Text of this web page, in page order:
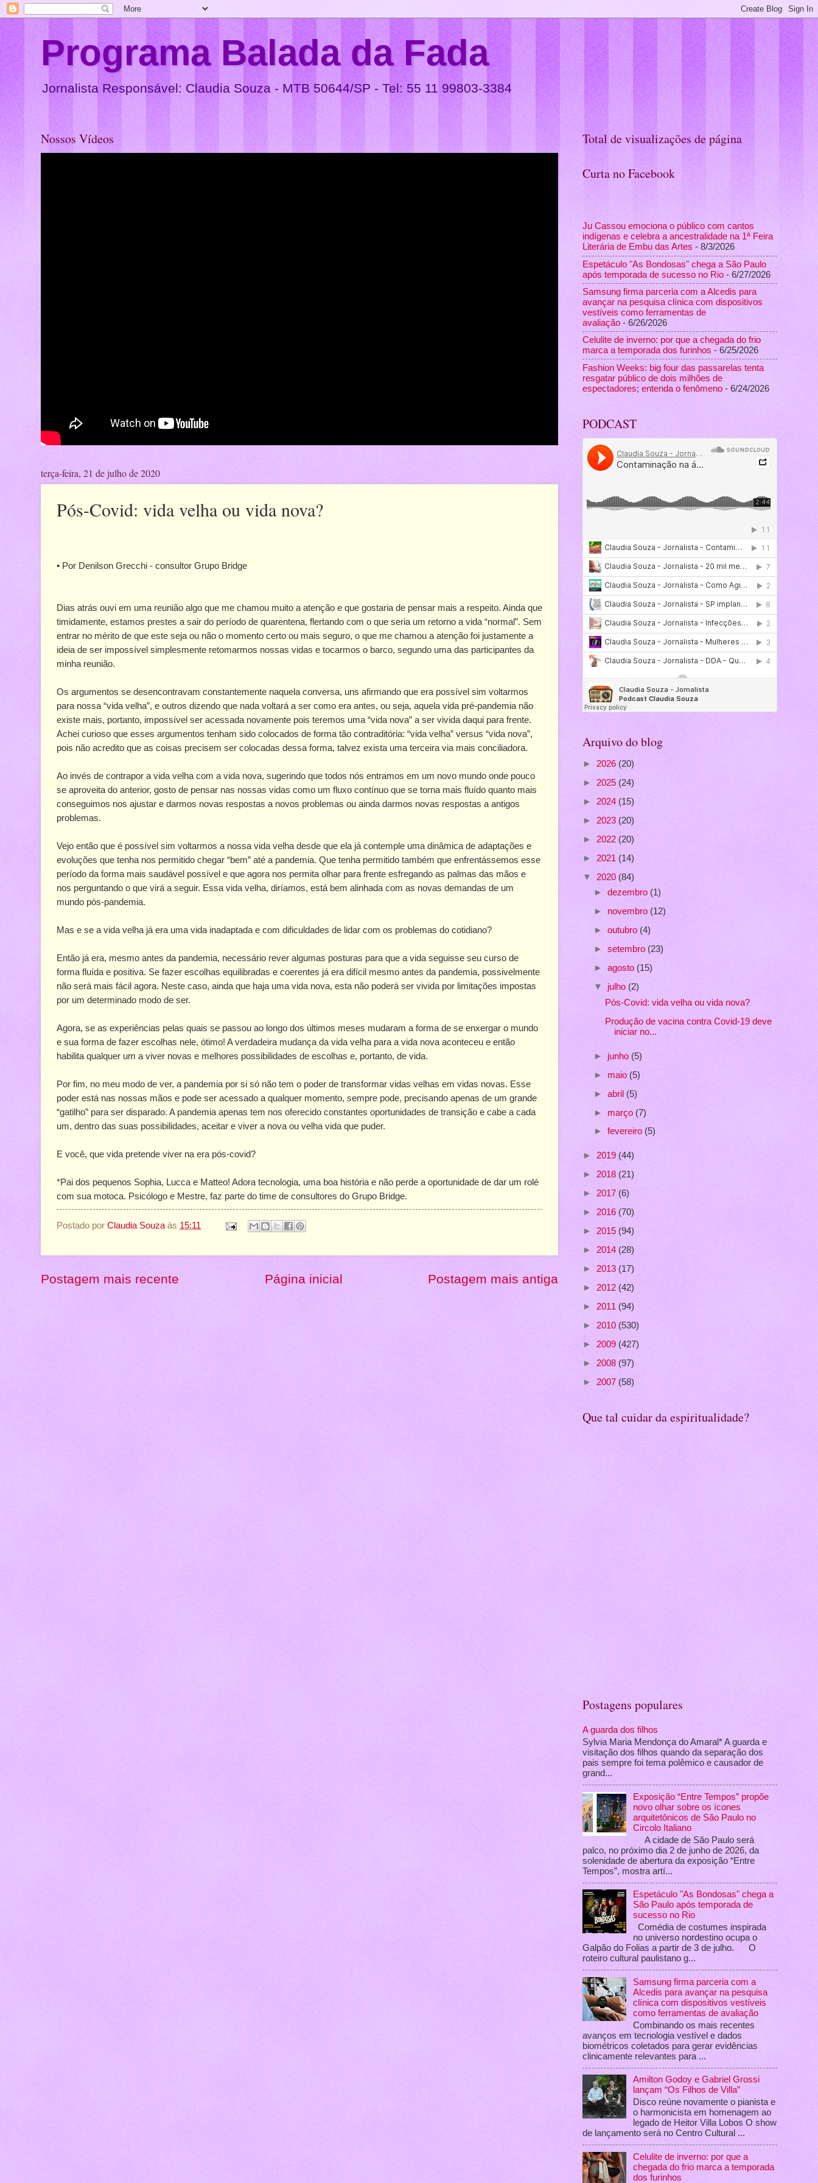
Programa Balada da Fada
Jornalista Responsável: Claudia Souza - MTB 50644/SP - Tel: 55 11 99803-3384
Nossos Vídeos
terça-feira, 21 de julho de 2020
Pós-Covid: vida velha ou vida nova?
• Por Denilson Grecchi - consultor Grupo Bridge
Dias atrás ouvi em uma reunião algo que me chamou muito a atenção e que gostaria de pensar mais a respeito. Ainda que
timidamente, estamos prestes a sair do período de quarentena, flertando com o que seria um retorno a vida “normal”. Sem
entrar no mérito de que este seja ou não o momento certo ou mais seguro, o que me chamou a atenção foi justamente a
ideia de ser impossível simplesmente retomarmos nossas vidas e tocarmos o barco, segundo uma das participantes da
minha reunião.
Os argumentos se desencontravam constantemente naquela conversa, uns afirmando que era possível sim voltarmos
para nossa “vida velha”, e outros dizendo que nada voltará a ser como era antes, ou seja, aquela vida pré-pandemia não
existe mais, portanto, impossível ser acessada novamente pois teremos uma “vida nova” a ser vivida daqui para frente.
Achei curioso que esses argumentos tenham sido colocados de forma tão contraditória: “vida velha” versus “vida nova”,
pois não acredito que as coisas precisem ser colocadas dessa forma, talvez exista uma terceira via mais conciliadora.
Ao invés de contrapor a vida velha com a vida nova, sugerindo que todos nós entramos em um novo mundo onde pouco
se aproveita do anterior, gosto de pensar nas nossas vidas como um fluxo contínuo que se torna mais fluído quanto mais
conseguimos nos ajustar e darmos novas respostas a novos problemas ou ainda darmos novas respostas a antigos
problemas.
Vejo então que é possível sim voltarmos a nossa vida velha desde que ela já contemple uma dinâmica de adaptações e
evoluções que tenha nos permitido chegar “bem” até a pandemia. Que tenha permitido também que enfrentássemos esse
período da forma mais saudável possível e que agora nos permita olhar para frente esfregando as palmas das mãos e
nos perguntando o que virá a seguir. Essa vida velha, diríamos, está bem alinhada com as novas demandas de um
mundo pós-pandemia.
Mas e se a vida velha já era uma vida inadaptada e com dificuldades de lidar com os problemas do cotidiano?
Então já era, mesmo antes da pandemia, necessário rever algumas posturas para que a vida seguisse seu curso de
forma fluída e positiva. Se fazer escolhas equilibradas e coerentes já era difícil mesmo antes da pandemia, possivelmente
não será mais fácil agora. Neste caso, ainda que haja uma vida nova, esta não poderá ser vivida por limitações impostas
por um determinado modo de ser.
Agora, se as experiências pelas quais se passou ao longo dos últimos meses mudaram a forma de se enxergar o mundo
e sua forma de fazer escolhas nele, ótimo! A verdadeira mudança da vida velha para a vida nova aconteceu e então
habilita qualquer um a viver novas e melhores possibilidades de escolhas e, portanto, de vida.
Por fim, no meu modo de ver, a pandemia por si só não tem o poder de transformar vidas velhas em vidas novas. Esse
poder está nas nossas mãos e pode ser acessado a qualquer momento, sempre pode, precisando apenas de um grande
“gatilho” para ser disparado. A pandemia apenas tem nos oferecido constantes oportunidades de transição e cabe a cada
um, dentro das suas possibilidades, aceitar e viver a nova ou velha vida que puder.
E você, que vida pretende viver na era pós-covid?
*Pai dos pequenos Sophia, Lucca e Matteo! Adora tecnologia, uma boa história e não perde a oportunidade de dar um rolé
com sua motoca. Psicólogo e Mestre, faz parte do time de consultores do Grupo Bridge.
Postado por Claudia Souza às 15:11
Postagem mais recente Postagem mais antiga
Página inicial
Total de visualizações de página
Curta no Facebook
Ju Cassou emociona o público com cantos
indígenas e celebra a ancestralidade na 1ª Feira
Literária de Embu das Artes - 8/3/2026
Espetáculo "As Bondosas" chega a São Paulo
após temporada de sucesso no Rio - 6/27/2026
Samsung firma parceria com a Alcedis para
avançar na pesquisa clínica com dispositivos
vestíveis como ferramentas de
avaliação - 6/26/2026
Celulite de inverno: por que a chegada do frio
marca a temporada dos furinhos - 6/25/2026
Fashion Weeks: big four das passarelas tenta
resgatar público de dois milhões de
espectadores; entenda o fenômeno - 6/24/2026
PODCAST
Arquivo do blog
► 2026 (20)
► 2025 (24)
► 2024 (15)
► 2023 (20)
► 2022 (20)
► 2021 (14)
▼ 2020 (84)
► dezembro (1)
► novembro (12)
► outubro (4)
► setembro (23)
► agosto (15)
▼ julho (2)
Pós-Covid: vida velha ou vida nova?
Produção de vacina contra Covid-19 deve
iniciar no...
► junho (5)
► maio (5)
► abril (5)
► março (7)
► fevereiro (5)
► 2019 (44)
► 2018 (21)
► 2017 (6)
► 2016 (70)
► 2015 (94)
► 2014 (28)
► 2013 (17)
► 2012 (42)
► 2011 (94)
► 2010 (530)
► 2009 (427)
► 2008 (97)
► 2007 (58)
Que tal cuidar da espiritualidade?
Postagens populares
A guarda dos filhos
Sylvia Maria Mendonça do Amaral* A guarda e
visitação dos filhos quando da separação dos
pais sempre foi tema polêmico e causador de
grand...
Exposição “Entre Tempos” propõe
novo olhar sobre os ícones
arquitetônicos de São Paulo no
Circolo Italiano
A cidade de São Paulo será
palco, no próximo dia 2 de junho de 2026, da
solenidade de abertura da exposição “Entre
Tempos”, mostra artí...
Espetáculo "As Bondosas" chega a
São Paulo após temporada de
sucesso no Rio
Comédia de costumes inspirada
no universo nordestino ocupa o
Galpão do Folias a partir de 3 de julho. O
roteiro cultural paulistano g...
Samsung firma parceria com a
Alcedis para avançar na pesquisa
clínica com dispositivos vestíveis
como ferramentas de avaliação
Combinando os mais recentes
avanços em tecnologia vestível e dados
biométricos coletados para gerar evidências
clinicamente relevantes para ...
Amilton Godoy e Gabriel Grossi
lançam “Os Filhos de Villa”
Disco reúne novamente o pianista e
o harmonicista em homenagem ao
legado de Heitor Villa Lobos O show
de lançamento será no Centro Cultural ...
Celulite de inverno: por que a
chegada do frio marca a temporada
dos furinhos